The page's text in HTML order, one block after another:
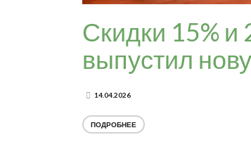
Скидки 15% и
выпустил
14.04.2026
ПОДРОБНЕЕ